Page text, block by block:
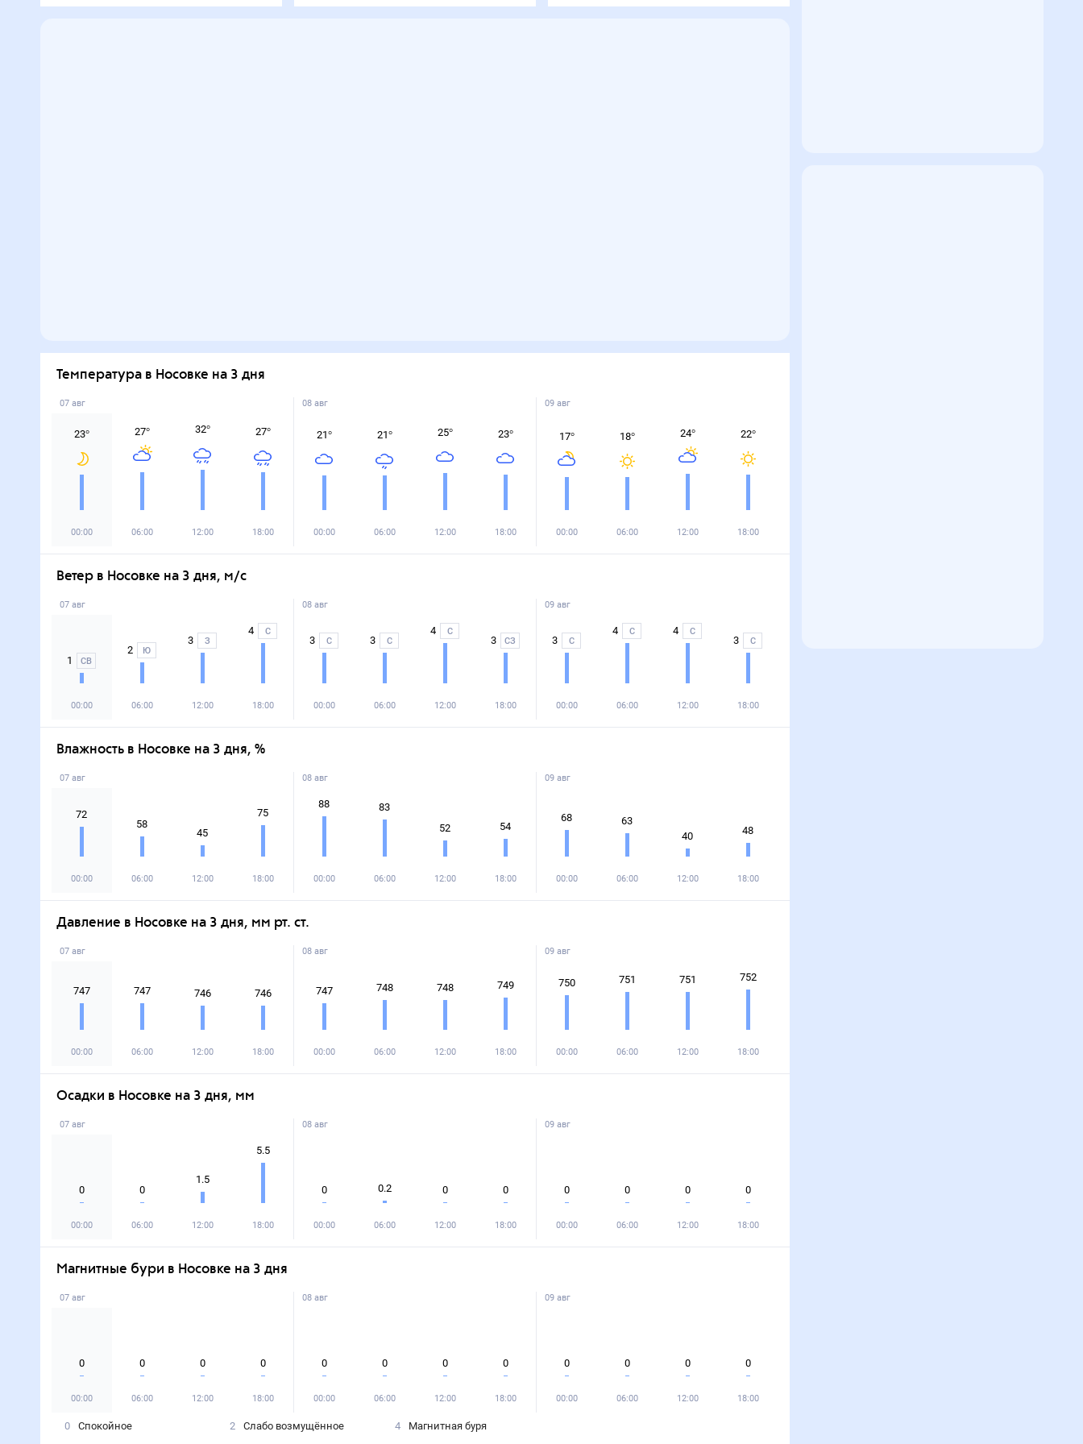
Температура в Носовке на 3 дня
07 авг
23°
00:00
27°
06:00
32°
12:00
27°
18:00
08 авг
21°
00:00
21°
06:00
25°
12:00
23°
18:00
09 авг
17°
00:00
18°
06:00
24°
12:00
22°
18:00
Ветер в Носовке на 3 дня, м/с
07 авг
1 СВ
00:00
2 Ю
06:00
3 З
12:00
4 С
18:00
08 авг
3 С
00:00
3 С
06:00
4 С
12:00
3 СЗ
18:00
09 авг
3 С
00:00
4 С
06:00
4 С
12:00
3 С
18:00
Влажность в Носовке на 3 дня, %
07 авг
72
00:00
58
06:00
45
12:00
75
18:00
08 авг
88
00:00
83
06:00
52
12:00
54
18:00
09 авг
68
00:00
63
06:00
40
12:00
48
18:00
Давление в Носовке на 3 дня, мм рт. ст.
07 авг
747
00:00
747
06:00
746
12:00
746
18:00
08 авг
747
00:00
748
06:00
748
12:00
749
18:00
09 авг
750
00:00
751
06:00
751
12:00
752
18:00
Осадки в Носовке на 3 дня, мм
07 авг
0
00:00
0
06:00
1.5
12:00
5.5
18:00
08 авг
0
00:00
0.2
06:00
0
12:00
0
18:00
09 авг
0
00:00
0
06:00
0
12:00
0
18:00
Магнитные бури в Носовке на 3 дня
07 авг
0
00:00
0
06:00
0
12:00
0
18:00
08 авг
0
00:00
0
06:00
0
12:00
0
18:00
09 авг
0
00:00
0
06:00
0
12:00
0
18:00
0
Спокойное
2
Слабо возмущённое
4
Магнитная буря